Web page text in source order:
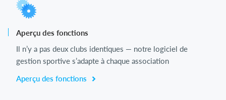
Aperçu des fonctions
Il n’y a pas deux clubs identiques — notre logiciel de
gestion sportive s’adapte à chaque association
Aperçu des fonctions